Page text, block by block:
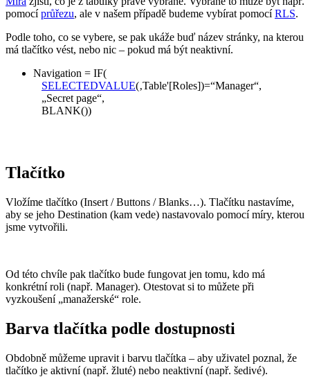
pomocíprůřezu, ale v našem případě budeme vybírat pomocíRLS.
Podle toho, co se vybere, se pak ukáže buď název stránky, na kterou
má tlačítko vést, nebo nic – pokud má být neaktivní.
Navigation = IF(
SELECTEDVALUE(‚Table'[Roles])=“Manager“,
„Secret page“,
BLANK())
Tlačítko
Vložíme tlačítko (Insert / Buttons / Blanks…). Tlačítku nastavíme,
aby se jeho Destination (kam vede) nastavovalo pomocí míry, kterou
jsme vytvořili.
Od této chvíle pak tlačítko bude fungovat jen tomu, kdo má
konkrétní roli (např. Manager). Otestovat si to můžete při
vyzkoušení „manažerské“ role.
Barva tlačítka podle dostupnosti
Obdobně můžeme upravit i barvu tlačítka – aby uživatel poznal, že
tlačítko je aktivní (např. žluté) nebo neaktivní (např. šedivé).